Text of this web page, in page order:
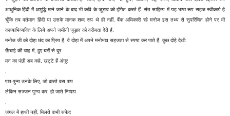
आधुनिक हिंदी में अशुद्धि माने जाने के बाद भी कवि के जुड़ाव को इंगित करते हैं. संत साहित्य में यह भाषा रूप सहज स्वीकार्य है
चूँकि तब वर्तमान हिंदी या उसके मानक शब्द रूप थे ही नहीं. बैंक अधिकारी रहे मनोज इस तथ्य से सुपरिचित होने पर भी
काव्याभिव्यक्ति के लिये अपने जमीनी जुड़ाव को वरीयता देते हैं.
मनोज जी को दोहा छंद का प्रिय है. वे दोहा में अपने मनोभाव सहजता से स्पष्ट कर पाते हैं. कुछ दोहे देखें:
ऊँचाई की चाह में, हुए घरों से दूर
मन का पंछी अब कहे, खट्टे हैं अंगूर
पाप-पुन्य उनके लिए, जो करते बस पाप
लेकिन सज्जन पुण्य कर, हो जाते निष्पाप
जंगल में हाथी नहीं, मिलते कभी सफेद